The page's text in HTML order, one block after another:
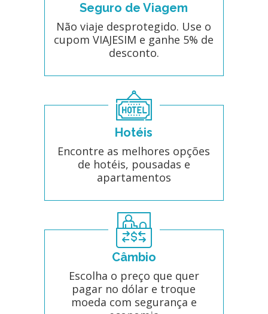
Seguro de Viagem
Não viaje desprotegido. Use o
cupom VIAJESIM e ganhe 5% de
desconto.
Hotéis
Encontre as melhores opções
de hotéis, pousadas e
apartamentos
Câmbio
Escolha o preço que quer
pagar no dólar e troque
moeda com segurança e